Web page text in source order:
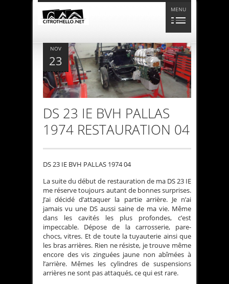
MENU
NOV
23
DS 23 IE BVH PALLAS
1974 RESTAURATION 04
DS 23 IE BVH PALLAS 1974 04
La suite du début de restauration de ma DS 23 IE
me réserve toujours autant de bonnes surprises.
J’ai décidé d’attaquer la partie arrière. Je n’ai
jamais vu une DS aussi saine de ma vie. Même
dans les cavités les plus profondes, c’est
impeccable. Dépose de la carrosserie, pare-
chocs, vitres. Et de toute la tuyauterie ainsi que
les bras arrières. Rien ne résiste, je trouve même
encore des vis zinguées jaune non abîmées à
l’arrière. Mêmes les cylindres de suspensions
arrières ne sont pas attaqués, ce qui est rare.